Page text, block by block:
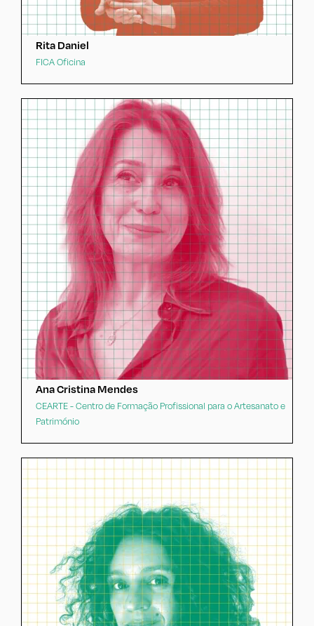
Rita Daniel
FICA Oficina
Ana Cristina Mendes
CEARTE - Centro de Formação Profissional para o Artesanato e
Património